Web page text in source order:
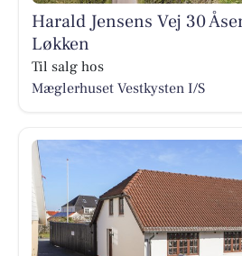
Harald Jensens Vej 30
Løkken
Til salg hos
Mæglerhuset Vestkysten I/S